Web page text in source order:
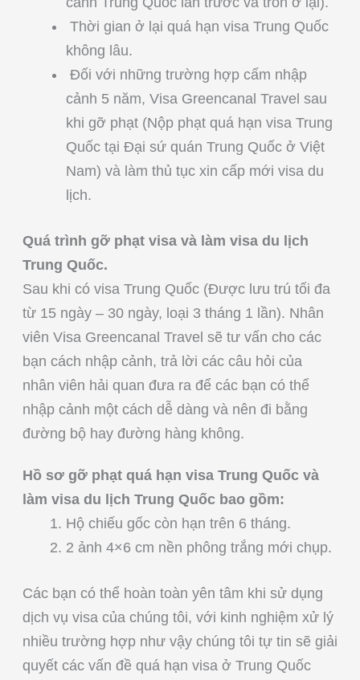
Thời gian ở lại quá hạn visa Trung Quốc
không lâu.
Đối với những trường hợp cấm nhập
cảnh 5 năm, Visa Greencanal Travel sau
khi gỡ phạt (Nộp phạt quá hạn visa Trung
Quốc tại Đại sứ quán Trung Quốc ở Việt
Nam) và làm thủ tục xin cấp mới visa du
lịch.
Quá trình gỡ phạt visa và làm visa du lịch
Trung Quốc.
Sau khi có visa Trung Quốc (Được lưu trú tối đa
từ 15 ngày – 30 ngày, loại 3 tháng 1 lần). Nhân
viên Visa Greencanal Travel sẽ tư vấn cho các
bạn cách nhập cảnh, trả lời các câu hỏi của
nhân viên hải quan đưa ra để các bạn có thể
nhập cảnh một cách dễ dàng và nên đi bằng
đường bộ hay đường hàng không.
Hồ sơ gỡ phạt quá hạn visa Trung Quốc và
làm visa du lịch Trung Quốc bao gồm:
Hộ chiếu gốc còn hạn trên 6 tháng.
2 ảnh 4×6 cm nền phông trắng mới chụp.
Các bạn có thể hoàn toàn yên tâm khi sử dụng
dịch vụ visa của chúng tôi, với kinh nghiệm xử lý
nhiều trường hợp như vậy chúng tôi tự tin sẽ giải
quyết các vấn đề quá hạn visa ở Trung Quốc